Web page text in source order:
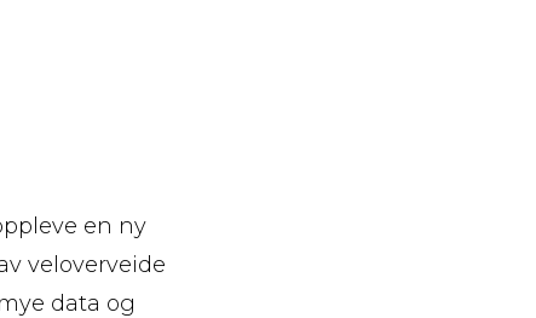
en ny
veloverveide
data og